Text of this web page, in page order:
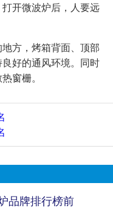
开微波炉后，人要远
方，烤箱背面、顶部
好的通风环境。同时
窗栅。
品牌排行榜前